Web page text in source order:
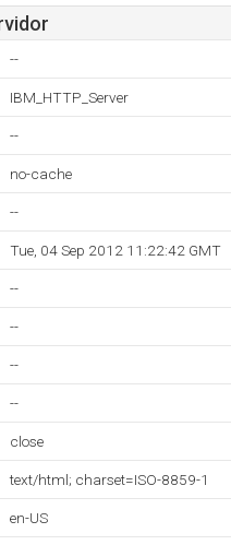
--
IBM_HTTP_Server
--
no-cache
--
Tue, 04 Sep 2012 11:22:42 GMT
--
--
--
--
close
text/html; charset=ISO-8859-1
en-US